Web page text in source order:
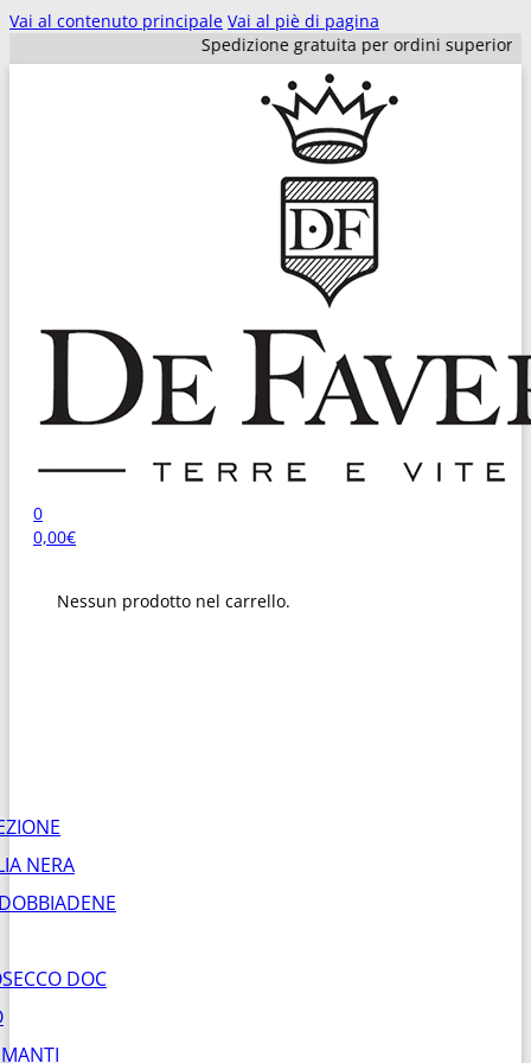
Vai al contenuto principale Vai al piè di pagina
Spedizione gratuita per ordini superiori a 100€!
0
0,00€
Nessun prodotto nel carrello.
NERA
DOC